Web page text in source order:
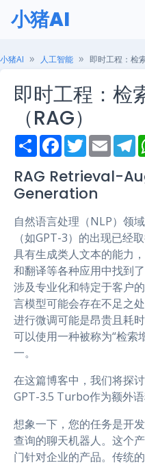
小猪AI
小猪AI 人工智能 即时工程：检
即时工程：检
（RAG）
S
h
r
e
F
a
e
b
o
k
T
w
t
t
e
E
m
i
l
T
e
e
g
m
RAG Retrieval-
Generation
自然语言处理（NLP）领
（如GPT-3）的出现已经
具有生成类人文本的能力
和翻译等各种应用中找到
涉及专业化和特定于客户
言模型可能会存在不足之
进行微调可能是昂贵且耗
可以使用一种被称为“检索
一。
在这篇博客中，我们将探
GPT-3.5 Turbo作为额外语
想象一下，您的任务是开
查询的聊天机器人。这个
门针对企业的产品。传统